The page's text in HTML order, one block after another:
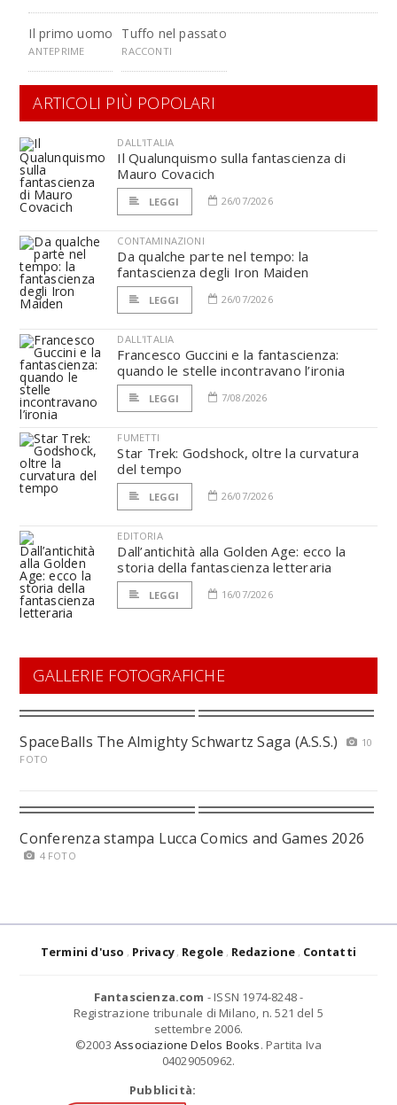
Il primo uomo
ANTEPRIME
Tuffo nel passato
RACCONTI
ARTICOLI PIÙ POPOLARI
DALL'ITALIA
Il Qualunquismo sulla fantascienza di
Mauro Covacich
LEGGI 26/07/2026
CONTAMINAZIONI
Da qualche parte nel tempo: la
fantascienza degli Iron Maiden
LEGGI 26/07/2026
DALL'ITALIA
Francesco Guccini e la fantascienza:
quando le stelle incontravano l’ironia
LEGGI 7/08/2026
FUMETTI
Star Trek: Godshock, oltre la curvatura
del tempo
LEGGI 26/07/2026
EDITORIA
Dall’antichità alla Golden Age: ecco la
storia della fantascienza letteraria
LEGGI 16/07/2026
GALLERIE FOTOGRAFICHE
SpaceBalls The Almighty Schwartz Saga (A.S.S.)
10
FOTO
Conferenza stampa Lucca Comics and Games 2026
4 FOTO
Termini d'uso Privacy Regole Redazione Contatti
Fantascienza.com - ISSN 1974-8248 -
Registrazione tribunale di Milano, n. 521 del 5
settembre 2006.
©2003 Associazione Delos Books. Partita Iva
04029050962.
Pubblicità: